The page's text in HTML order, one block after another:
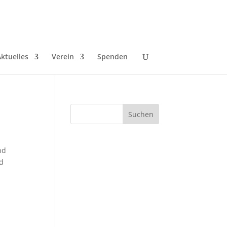
Verein Spenden